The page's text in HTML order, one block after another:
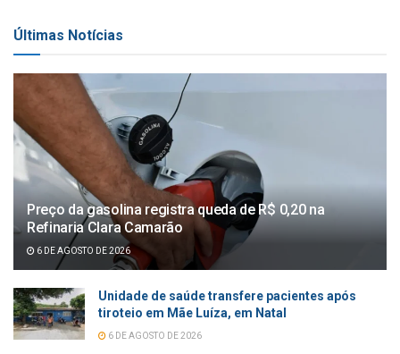
Últimas Notícias
Preço da gasolina registra queda de R$ 0,20 na
Refinaria Clara Camarão
6 DE AGOSTO DE 2026
Unidade de saúde transfere pacientes após
tiroteio em Mãe Luíza, em Natal
6 DE AGOSTO DE 2026